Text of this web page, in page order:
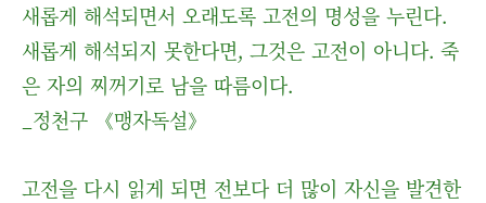
새롭게 해석되면서 오래도록 고전의 명성을 누린다.
새롭게 해석되지 못한다면, 그것은 고전이 아니다. 죽
은 자의 찌꺼기로 남을 따름이다.
_정천구 《맹자독설》
고전을 다시 읽게 되면 전보다 더 많이 자신을 발견한